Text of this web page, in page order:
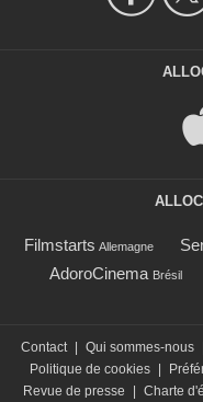
Filmstarts Allemagne
AdoroCinema Brésil
Contact Qui sommes-nous
Politique de cookies
Revue de presse
Charte